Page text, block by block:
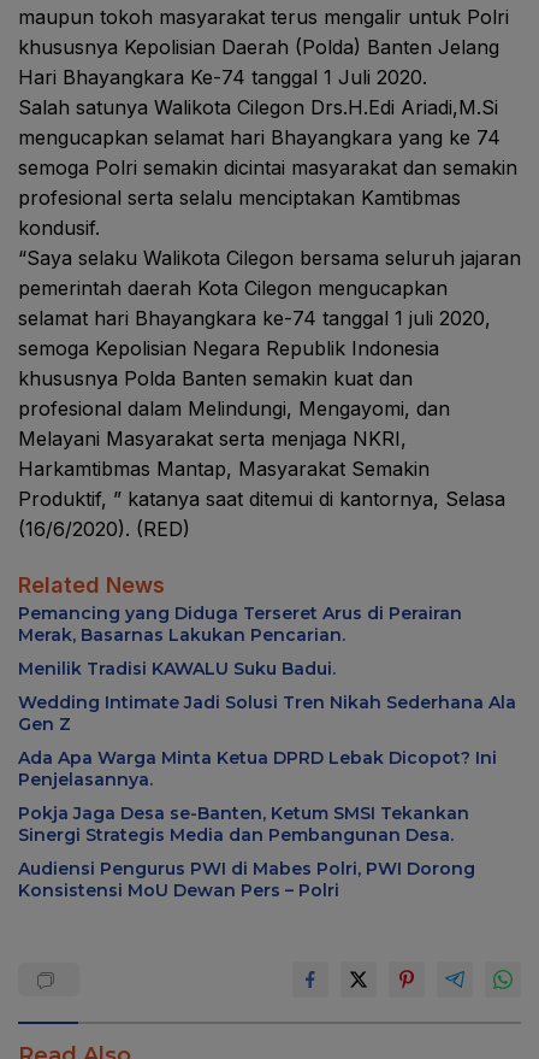
maupun tokoh masyarakat terus mengalir untuk Polri
khususnya Kepolisian Daerah (Polda) Banten Jelang
Hari Bhayangkara Ke-74 tanggal 1 Juli 2020.
Salah satunya Walikota Cilegon Drs.H.Edi Ariadi,M.Si
mengucapkan selamat hari Bhayangkara yang ke 74
semoga Polri semakin dicintai masyarakat dan semakin
profesional serta selalu menciptakan Kamtibmas
kondusif.
“Saya selaku Walikota Cilegon bersama seluruh jajaran
pemerintah daerah Kota Cilegon mengucapkan
selamat hari Bhayangkara ke-74 tanggal 1 juli 2020,
semoga Kepolisian Negara Republik Indonesia
khususnya Polda Banten semakin kuat dan
profesional dalam Melindungi, Mengayomi, dan
Melayani Masyarakat serta menjaga NKRI,
Harkamtibmas Mantap, Masyarakat Semakin
Produktif, ” katanya saat ditemui di kantornya, Selasa
(16/6/2020). (RED)
Related News
Pemancing yang Diduga Terseret Arus di Perairan
Merak, Basarnas Lakukan Pencarian.
Menilik Tradisi KAWALU Suku Badui.
Wedding Intimate Jadi Solusi Tren Nikah Sederhana Ala
Gen Z
Ada Apa Warga Minta Ketua DPRD Lebak Dicopot? Ini
Penjelasannya.
Pokja Jaga Desa se-Banten, Ketum SMSI Tekankan
Sinergi Strategis Media dan Pembangunan Desa.
Audiensi Pengurus PWI di Mabes Polri, PWI Dorong
Konsistensi MoU Dewan Pers – Polri